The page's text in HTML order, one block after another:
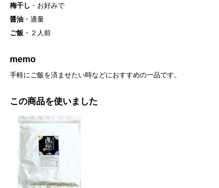
梅干し ・お好みで
醤油 ・適量
ご飯 ・２人前
memo
手軽にご飯を済ませたい時などにおすすめの一品です。
この商品を使いました